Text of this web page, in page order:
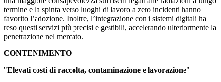
termine e la spinta verso luoghi di lavoro a zero incidenti hanno
favorito l’adozione. Inoltre, l’integrazione con i sistemi digitali ha
reso questi servizi più precisi e gestibili, accelerando ulteriormente la
penetrazione nel mercato.
CONTENIMENTO
"Elevati costi di raccolta, contaminazione e lavorazione"